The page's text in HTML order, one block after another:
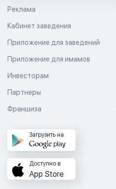
Реклама
Кабинет заведения
Приложение для заведений
Приложение для имамов
Инвесторам
Партнеры
Франшиза
Загрузить на
Доступно в
App Store